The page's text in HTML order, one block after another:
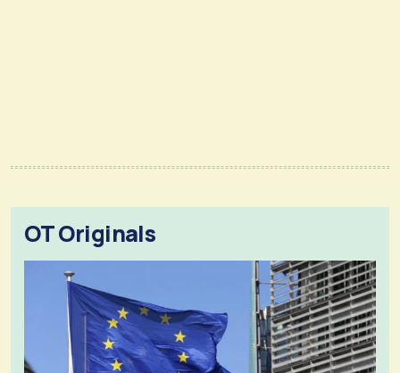
OT Originals